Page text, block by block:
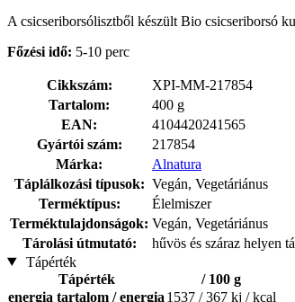
A csicseriborsólisztből készült Bio csicseriborsó
Főzési idő: 5-10 perc
Cikkszám:
XPI-MM-217854
Tartalom:
400 g
EAN:
4104420241565
Gyártói szám:
217854
Márka:
Alnatura
Táplálkozási típusok: Vegán, Vegetáriánus
Terméktípus:
Élelmiszer
Terméktulajdonságok: Vegán, Vegetáriánus
Tárolási útmutató:
hűvös és száraz helyen
Tápérték
Tápérték
/ 100 g
energia tartalom / energia 1537 / 367 kj / kcal